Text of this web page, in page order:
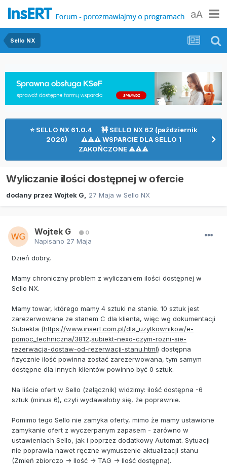
aA
Sello NX
⭐ SELLO NX 61.0.4 🚧 SELLO NX 62 (październik
2026) ⚠⚠⚠ WSPARCIE DLA SELLO 1
ZAKOŃCZONE ⚠⚠⚠
Wyliczanie ilości dostępnej w ofercie
dodany przez Wojtek G 27 Maja w Sello NX
Wojtek G 0
Napisano 27 Maja
Dzień dobry,
Mamy chroniczny problem z wyliczaniem ilości dostępnej w
Sello NX.
Mamy towar, którego mamy 4 sztuki na stanie. 10 sztuk jest
zarezerwowane ze stanem C dla klienta, więc wg dokumentacji
Subiekta (https://www.insert.com.pl/dla_uzytkownikow/e-
pomoc_techniczna/3812,subiekt-nexo-czym-rozni-sie-
rezerwacja-dostaw-od-rezerwacji-stanu.html) dostępna
fizycznie ilość powinna zostać zarezerwowana, tym samym
dostępne dla innych klientów powinno być 0 sztuk.
Na liście ofert w Sello (załącznik) widzimy: ilość dostępna -6
sztuk (minus 6), czyli wydawałoby się, że poprawnie.
Pomimo tego Sello nie zamyka oferty, mimo że mamy ustawione
zamykanie ofert z wyczerpanym zapasem - zarówno w
ustawieniach Sello, jak i poprzez dodatkowy Automat. Sytuacji
nie poprawia nawet ręczne wymuszenie aktualizacji stanu
(Zmień zbiorczo -> Ilość -> TAG -> Ilość dostępna).